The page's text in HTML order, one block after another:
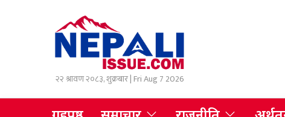
२२ श्रावण २०८३, शुक्रबार | Fri Aug 7 2026